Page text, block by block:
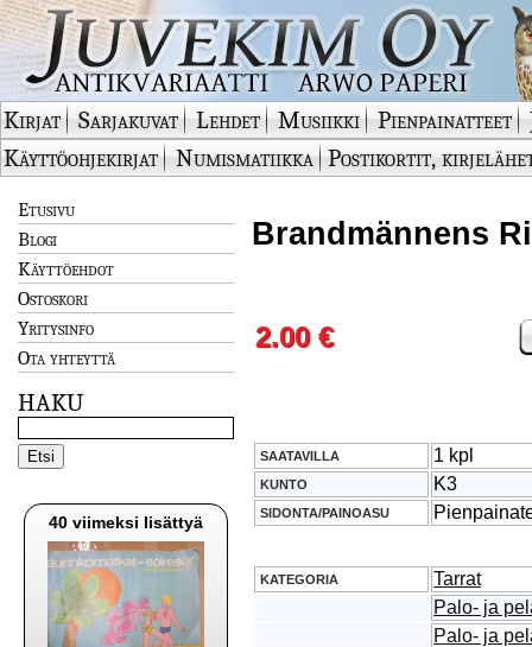
Kirjat Sarjakuvat Lehdet Musiikki Pienpainatteet
Käyttöohjekirjat
Numismatiikka Postikortit,
Etusivu
Blogi
Käyttöehdot
Ostoskori
Yritysinfo
Ota yhteyttä
HAKU
40 viimeksi lisättyä
Brandmännens
2.00 €
SAATAVILLA 1 kpl
KUNTO K3
SIDONTA/PAINOASU
KATEGORIA
Tarrat
Palo- ja
Palo- ja